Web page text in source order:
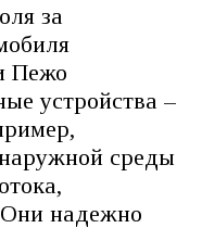
за
Пежо
устройства –
среды
Они надежно